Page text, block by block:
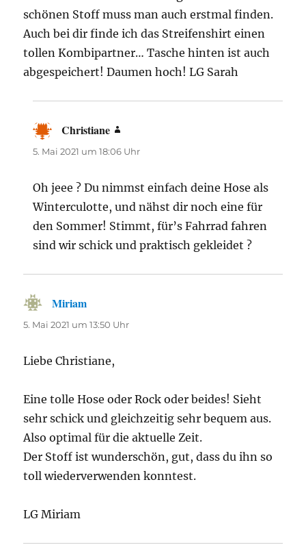
schönen Stoff muss man auch erstmal finden.
Auch bei dir finde ich das Streifenshirt einen
tollen Kombipartner… Tasche hinten ist auch
abgespeichert! Daumen hoch! LG Sarah
Christiane
5. Mai 2021 um 18:06 Uhr
Oh jeee ? Du nimmst einfach deine Hose als
Winterculotte, und nähst dir noch eine für
den Sommer! Stimmt, für’s Fahrrad fahren
sind wir schick und praktisch gekleidet ?
Miriam
5. Mai 2021 um 13:50 Uhr
Liebe Christiane,
Eine tolle Hose oder Rock oder beides! Sieht
sehr schick und gleichzeitig sehr bequem aus.
Also optimal für die aktuelle Zeit.
Der Stoff ist wunderschön, gut, dass du ihn so
toll wiederverwenden konntest.
LG Miriam